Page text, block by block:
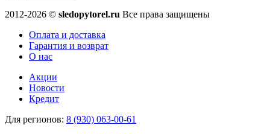
2012-2026 © sledopytorel.ru Все права защищены
Оплата и доставка
Гарантия и возврат
О нас
Акции
Новости
Кредит
Для регионов: 8 (930) 063-00-61